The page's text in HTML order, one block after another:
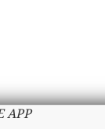
APP